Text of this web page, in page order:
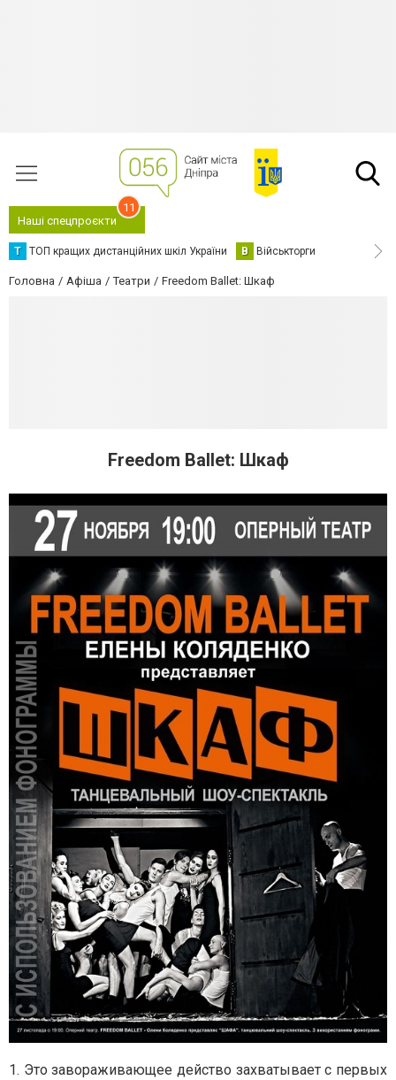
Наші спецпроєкти
11
Т ТОП кращих дистанційних шкіл України В Військторги
Головна Афіша Театри Freedom Ballet: Шкаф
Freedom Ballet: Шкаф
1. Это завораживающее действо захватывает с первых